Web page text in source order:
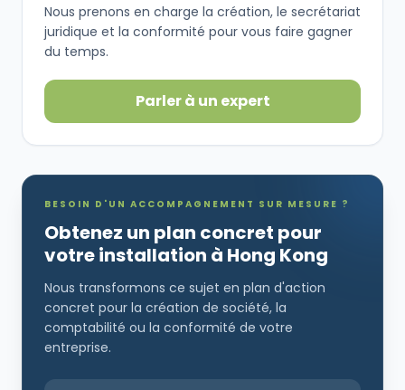
Nous prenons en charge la création, le secrétariat
juridique et la conformité pour vous faire gagner
du temps.
Parler à un expert
BESOIN D'UN ACCOMPAGNEMENT SUR MESURE ?
Obtenez un plan concret pour
votre installation à Hong Kong
Nous transformons ce sujet en plan d'action
concret pour la création de société, la
comptabilité ou la conformité de votre
entreprise.